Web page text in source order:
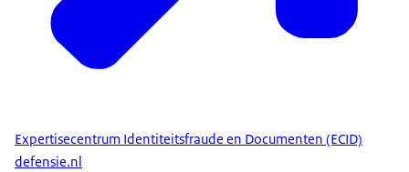
Expertisecentrum Identiteitsfraude en Documenten (ECID)
defensie.nl